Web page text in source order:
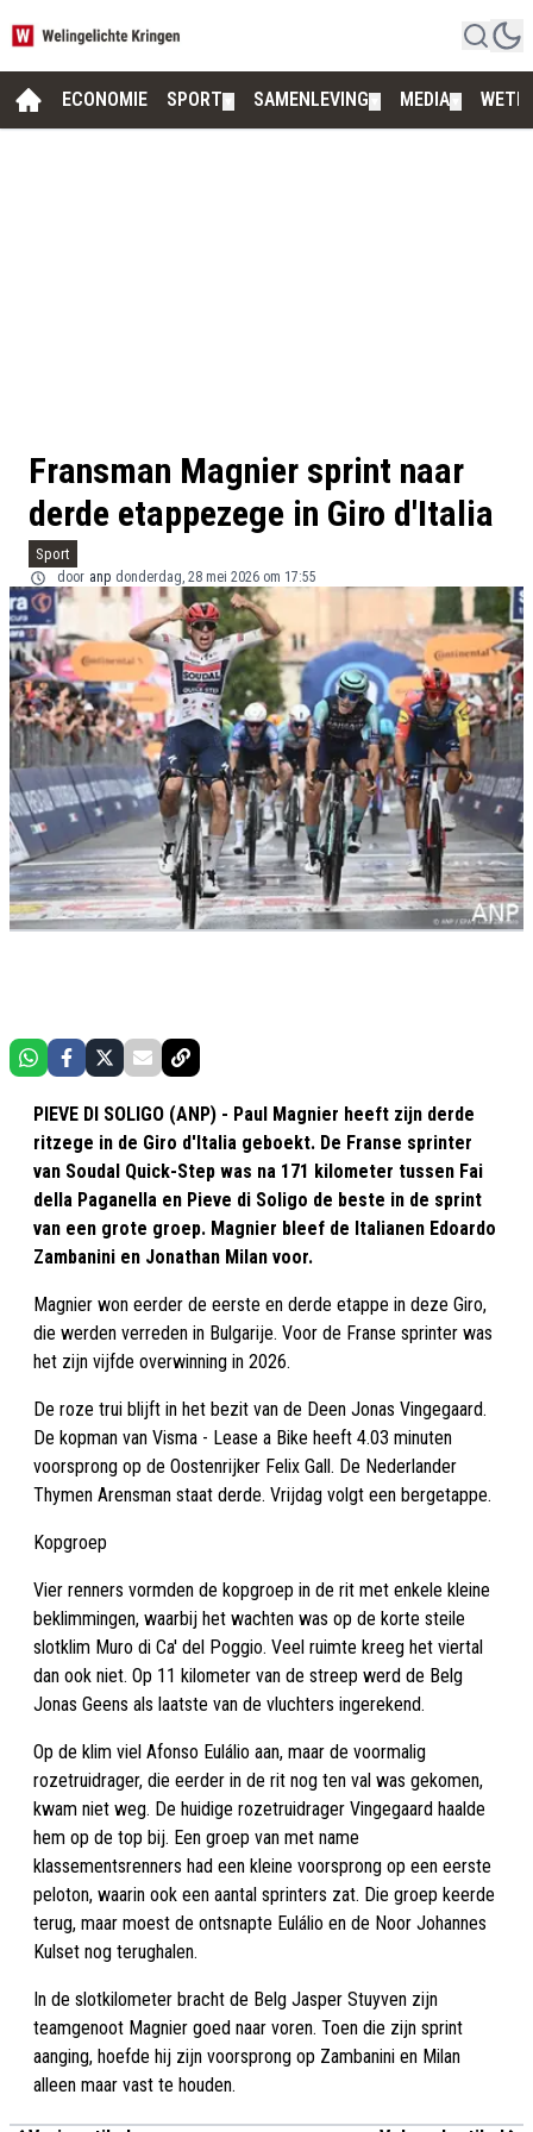
ECONOMIE SPORT SAMENLEVING MEDIA
Fransman Magnier sprint naar
derde etappezege in Giro d'Italia
Sport
door anp donderdag, 28 mei 2026 om 17:55
PIEVE DI SOLIGO (ANP) - Paul Magnier heeft zijn derde
ritzege in de Giro d'Italia geboekt. De Franse sprinter
van Soudal Quick-Step was na 171 kilometer tussen Fai
della Paganella en Pieve di Soligo de beste in de sprint
van een grote groep. Magnier bleef de Italianen Edoardo
Zambanini en Jonathan Milan voor.
Magnier won eerder de eerste en derde etappe in deze Giro,
die werden verreden in Bulgarije. Voor de Franse sprinter was
het zijn vijfde overwinning in 2026.
De roze trui blijft in het bezit van de Deen Jonas Vingegaard.
De kopman van Visma - Lease a Bike heeft 4.03 minuten
voorsprong op de Oostenrijker Felix Gall. De Nederlander
Thymen Arensman staat derde. Vrijdag volgt een bergetappe.
Kopgroep
Vier renners vormden de kopgroep in de rit met enkele kleine
beklimmingen, waarbij het wachten was op de korte steile
slotklim Muro di Ca' del Poggio. Veel ruimte kreeg het viertal
dan ook niet. Op 11 kilometer van de streep werd de Belg
Jonas Geens als laatste van de vluchters ingerekend.
Op de klim viel Afonso Eulálio aan, maar de voormalig
rozetruidrager, die eerder in de rit nog ten val was gekomen,
kwam niet weg. De huidige rozetruidrager Vingegaard haalde
hem op de top bij. Een groep van met name
klassementsrenners had een kleine voorsprong op een eerste
peloton, waarin ook een aantal sprinters zat. Die groep keerde
terug, maar moest de ontsnapte Eulálio en de Noor Johannes
Kulset nog terughalen.
In de slotkilometer bracht de Belg Jasper Stuyven zijn
teamgenoot Magnier goed naar voren. Toen die zijn sprint
aanging, hoefde hij zijn voorsprong op Zambanini en Milan
alleen maar vast te houden.